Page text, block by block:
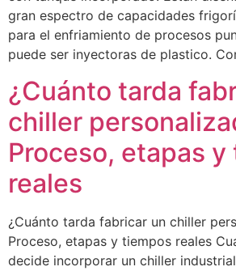
gran espectro de capacidades
para el enfriamiento de procesos
puede ser inyectoras de plastico.
¿Cuánto tarda
chiller
Proceso, etapas
reales
¿Cuánto tarda fabricar un chiller
Proceso, etapas y tiempos reales
decide incorporar un chiller